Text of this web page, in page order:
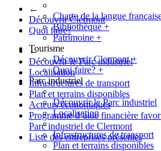
←
Découvrir Clermont
Quoi faire?
←
Découvrir le Parc industriel
Localisation
Infrastructures de transport
Plan et terrains disponibles
Acteurs économiques
Programme d’aide financière
Parc industriel de Clermont
Liste des entreprises présentes
Charte de la langue
Bibliothèque+
Patrimoine +
Tourisme
Découvrir Clermont+
Quoi faire? +
Parc industriel
Découvrir le Parc industriel
Localisation
Infrastructures de transport
Plan et terrains disponibles